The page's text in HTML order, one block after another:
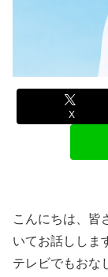
X
こんにちは、皆
いてお話ししま
テレビでもおな